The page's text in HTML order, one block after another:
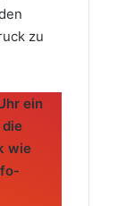
zu
ein
wie